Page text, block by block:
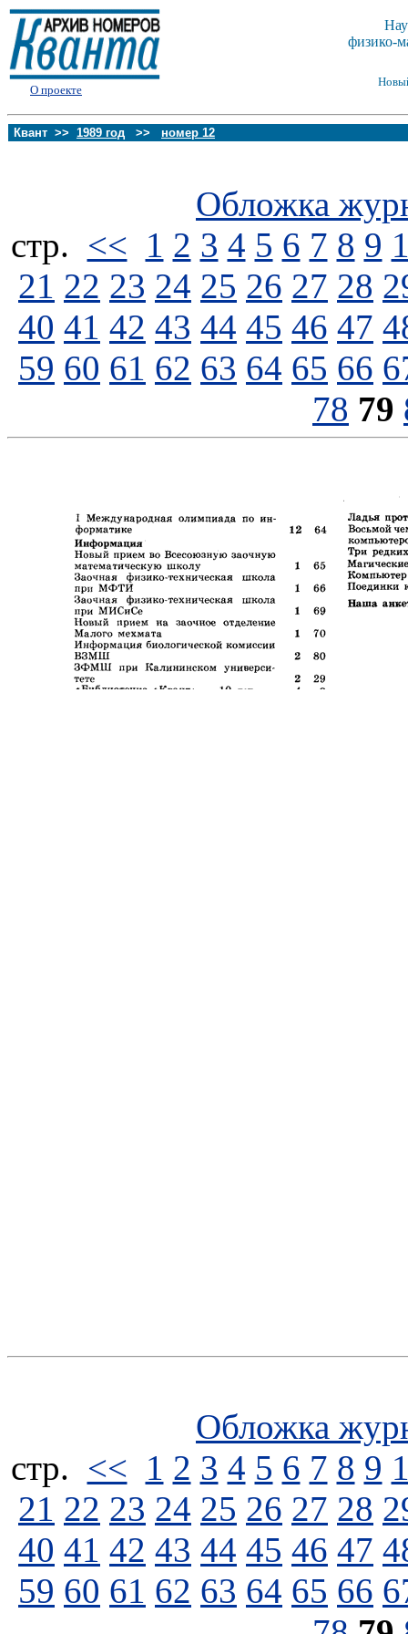
О проекте
физико-
Квант >> 1989 год >> номер 12
Обложка
стp. << 1 2 3 4 5 6 7 8 9
21 22 23 24 25 26 27 28
40 41 42 43 44 45 46 47
59 60 61 62 63 64 65 66
78 79
Обложка
стp. << 1 2 3 4 5 6 7 8 9
21 22 23 24 25 26 27 28
40 41 42 43 44 45 46 47
59 60 61 62 63 64 65 66